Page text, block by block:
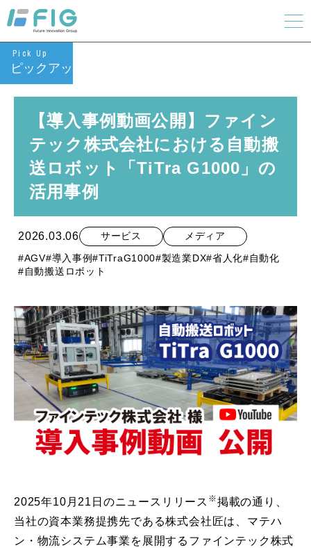
Pick Up
ピックアップ
【導入事例動画公開】ファイン
テック株式会社における自動搬
送ロボット「TiTra G1000」の
活用事例
2026.03.06 サービス
メディア
#AGV#導入事例#TiTraG1000#製造業DX#省人化#自動化
#自動搬送ロボット
2025年10月21日のニュースリリース ※掲載の通り、
当社の資本業務提携先である株式会社匠は、マテハ
ン・物流システム事業を展開するファインテック株式